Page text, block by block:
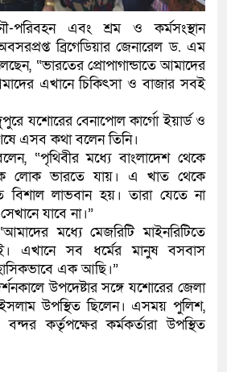
আদালতকে বলতে চাইলাম
লতিফ সিদ্দিকী
পরিবহন এবং শ্রম ও কর্মসংস্থান
ব্রিগেডিয়ার জেনারেল ড. এম
“ভারতের প্রোপাগান্ডাতে আমাদের
এখানে চিকিৎসা ও বাজার সবই
যশোরের বেনাপোল কার্গো ইয়ার্ড ও
এসব কথা বলেন তিনি।
“পৃথিবীর মধ্যে বাংলাদেশ থেকে
লোক ভারতে যায়। এ খাত থেকে
বিশাল লাভবান হয়। তারা যেতে না
যাবে না।”
মধ্যে মেজরিটি মাইনরিটিতে
এখানে সব ধর্মের মানুষ বসবাস
এক আছি।”
উপদেষ্টার সঙ্গে যশোরের জেলা
উপস্থিত ছিলেন। এসময় পুলিশ,
কর্তৃপক্ষের কর্মকর্তারা উপস্থিত